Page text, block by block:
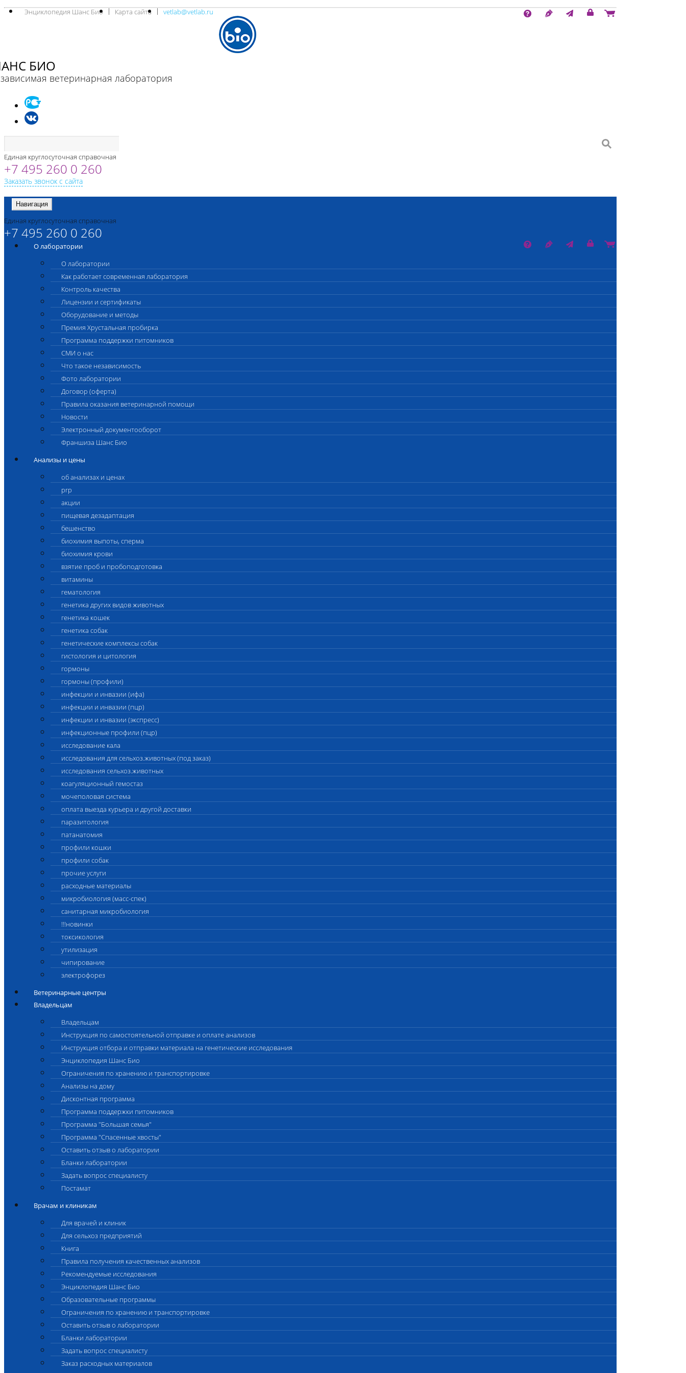
Энциклопедия Шанс Био Карта сайта vetlab@vetlab.ru
БИО
ветеринарная лаборатория
Единая круглосуточная справочная
+7 495 260 0 260
Заказать звонок с сайта
Навигация
Единая круглосуточная справочная
+7 495 260 0 260
О лаборатории
О лаборатории
Как работает современная лаборатория
Контроль качества
Лицензии и сертификаты
Оборудование и методы
Премия Хрустальная пробирка
Программа поддержки питомников
СМИ о нас
Что такое независимость
Фото лаборатории
Договор (оферта)
Правила оказания ветеринарной помощи
Новости
Электронный документооборот
Франшиза Шанс Био
Анализы и цены
об анализах и ценах
prp
акции
пищевая дезадаптация
бешенство
биохимия выпоты, сперма
биохимия крови
взятие проб и пробоподготовка
витамины
гематология
генетика других видов животных
генетика кошек
генетика собак
генетические комплексы собак
гистология и цитология
гормоны
гормоны (профили)
инфекции и инвазии (ифа)
инфекции и инвазии (пцр)
инфекции и инвазии (экспресс)
инфекционные профили (пцр)
исследование кала
исследования для сельхоз.животных (под заказ)
исследования сельхоз.животных
коагуляционный гемостаз
мочеполовая система
оплата выезда курьера и другой доставки
паразитология
патанатомия
профили кошки
профили собак
прочие услуги
расходные материалы
микробиология (масс-спек)
санитарная микробиология
!!!новинки
токсикология
утилизация
чипирование
электрофорез
Ветеринарные центры
Владельцам
Владельцам
Инструкция по самостоятельной отправке и оплате анализов
Инструкция отбора и отправки материала на генетические исследования
Энциклопедия Шанс Био
Ограничения по хранению и транспортировке
Анализы на дому
Дисконтная программа
Программа поддержки питомников
Программа "Большая семья"
Программа "Спасенные хвосты"
Оставить отзыв о лаборатории
Бланки лаборатории
Задать вопрос специалисту
Постамат
Врачам и клиникам
Для врачей и клиник
Для сельхоз предприятий
Книга
Правила получения качественных анализов
Рекомендуемые исследования
Энциклопедия Шанс Био
Образовательные программы
Ограничения по хранению и транспортировке
Оставить отзыв о лаборатории
Бланки лаборатории
Задать вопрос специалисту
Заказ расходных материалов